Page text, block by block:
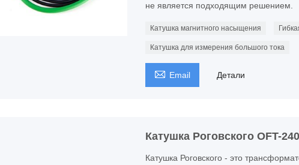
не является подходящим решением.
Катушка магнитного насыщения
Катушка для измерения большого тока
 Email Детали
Катушка Роговского OFT-240
Катушка Роговского - это